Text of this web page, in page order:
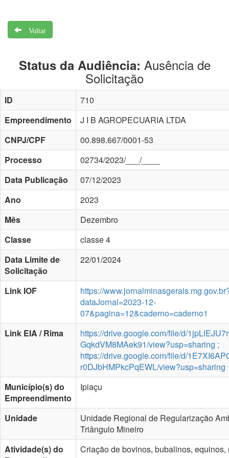
Voltar
Status da Audiência: Ausência de
Solicitação
ID
710
Empreendimento
J I B AGROPECUARIA LTDA
CNPJ/CPF
00.898.667/0001-53
Processo
02734/2023/___/____
Data Publicação
07/12/2023
Ano
2023
Mês
Dezembro
Classe
classe 4
Data Limite de
Solicitação
22/01/2024
Link IOF
https://
dataJornal=2023-12-
07&pagina=12&caderno=caderno1
Link EIA / Rima
https://drive.google.com/file/d/
GqkdVM8MAek91/view?usp=sharing ;
https://drive.google.com/file/d/
r0DJbHMPkcPqEWL/view?usp=sharing
Município(s) do
Empreendimento
Ipiaçu
Unidade
Unidade Regional de Regularização
Triângulo Mineiro
Atividade(s) do
Criação de bovinos, bubalinos, equinos,